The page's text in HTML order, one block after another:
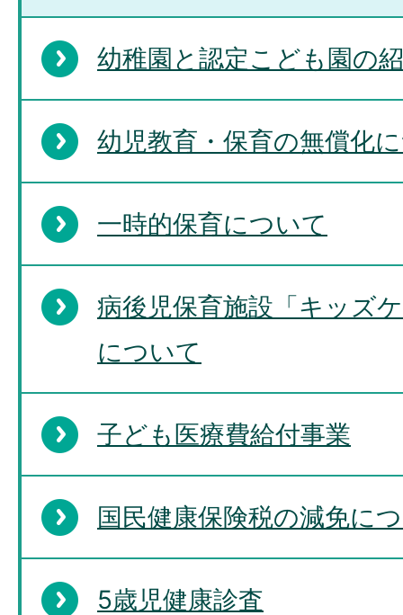
幼稚園と認定こども園の
幼児教育・保育の無償化
一時的保育について
病後児保育施設「キッズ
について
子ども医療費給付事業
国民健康保険税の減免に
5歳児健康診査